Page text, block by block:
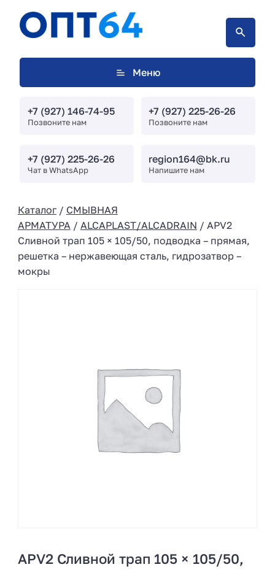
Меню
+7 (927) 146-74-95
Позвоните нам
+7 (927) 225-26-26
Позвоните нам
+7 (927) 225-26-26
Чат в WhatsApp
region164@bk.ru
Напишите нам
Каталог/ СМЫВНАЯ
АРМАТУРА / ALCAPLAST/ALCADRAIN / APV2
Сливной трап 105 × 105/50, подводка – прямая,
решетка – нержавеющая сталь, гидрозатвор –
мокры
APV2 Сливной трап 105 × 105/50,